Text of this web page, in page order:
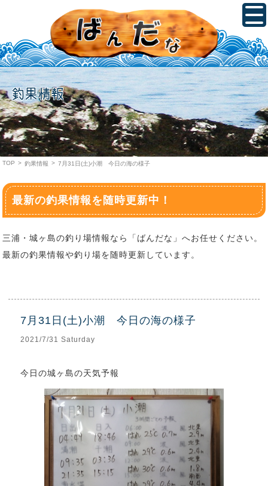
釣果情報
TOP > 釣果情報 > 7月31日(土)小潮 今日の海の様子
最新の釣果情報を随時更新中！
三浦・城ヶ島の釣り場情報なら「ばんだな」へお任せください。
最新の釣果情報や釣り場を随時更新しています。
7月31日(土)小潮 今日の海の様子
2021/7/31 Saturday
今日の城ヶ島の天気予報